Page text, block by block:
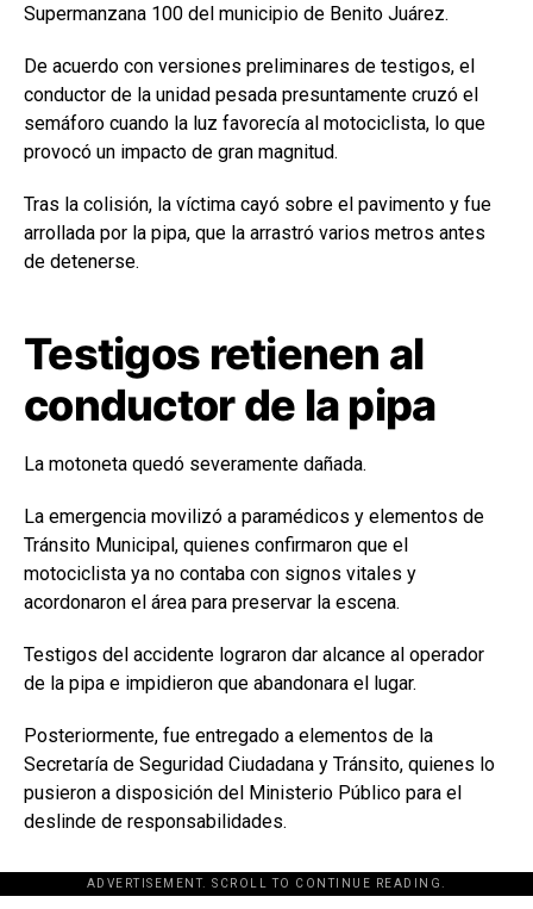
Supermanzana 100 del municipio de Benito Juárez.
De acuerdo con versiones preliminares de testigos, el
conductor de la unidad pesada presuntamente cruzó el
semáforo cuando la luz favorecía al motociclista, lo que
provocó un impacto de gran magnitud.
Tras la colisión, la víctima cayó sobre el pavimento y fue
arrollada por la pipa, que la arrastró varios metros antes
de detenerse.
Testigos retienen al
conductor de la pipa
La motoneta quedó severamente dañada.
La emergencia movilizó a paramédicos y elementos de
Tránsito Municipal, quienes confirmaron que el
motociclista ya no contaba con signos vitales y
acordonaron el área para preservar la escena.
Testigos del accidente lograron dar alcance al operador
de la pipa e impidieron que abandonara el lugar.
Posteriormente, fue entregado a elementos de la
Secretaría de Seguridad Ciudadana y Tránsito, quienes lo
pusieron a disposición del Ministerio Público para el
deslinde de responsabilidades.
ADVERTISEMENT. SCROLL TO CONTINUE READING.
[adsforwp id="243463"]